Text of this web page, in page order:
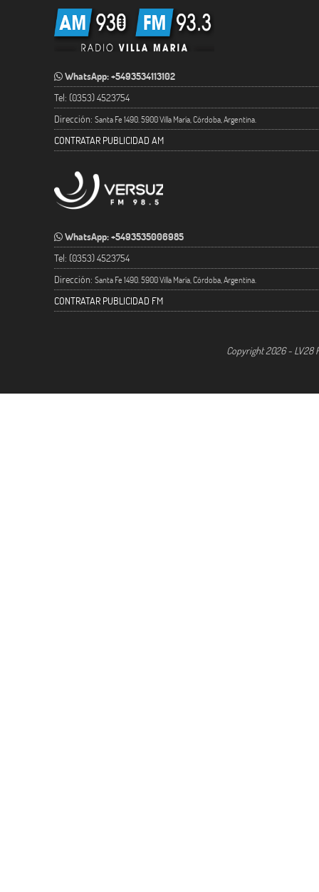
WhatsApp: +5493534113102
Tel: (0353) 4523754
Dirección: Santa Fe 1490. 5900 Villa María, Córdoba, Argentina.
CONTRATAR PUBLICIDAD AM
WhatsApp: +5493535006985
Tel: (0353) 4523754
Dirección: Santa Fe 1490. 5900 Villa María, Córdoba, Argentina.
CONTRATAR PUBLICIDAD FM
Copyright 2026 - LV28